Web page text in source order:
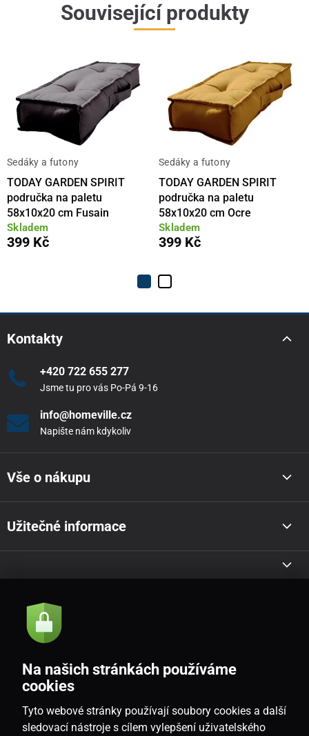
Související produkty
Sedáky a futony
TODAY GARDEN SPIRIT
područka na paletu
58x10x20 cm Fusain
Skladem
399 Kč
Sedáky a futony
TODAY GARDEN SPIRIT
područka na paletu
58x10x20 cm Ocre
Skladem
399 Kč
Kontakty
+420 722 655 277
Jsme tu pro vás Po-Pá 9-16
info@homeville.cz
Napište nám kdykoliv
Vše o nákupu
Užitečné informace
Akce a novinky e-mailem
Souhlasím sezásadami zpracování osobních údajů
Na našich stránkách používáme
cookies
Tyto webové stránky používají soubory cookies a další
sledovací nástroje s cílem vylepšení uživatelského